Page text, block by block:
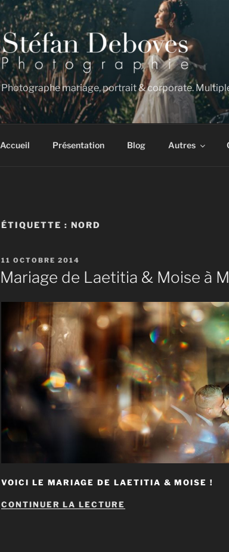
Photographe mariage, portrait & corporate.
Accueil Présentation Blog Autres
ÉTIQUETTE : NORD
PUBLIÉ
LE
11 OCTOBRE 2014
Mariage de Laetitia & Moise à
VOICI LE MARIAGE DE LAETITIA & MOISE !
CONTINUER LA LECTURE